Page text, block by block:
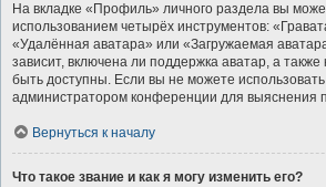
На вкладке «Профиль» личного раздела вы
использованием четырёх инструментов:
«Удалённая аватара» или «Загружаемая
зависит, включена ли поддержка аватар, а также
быть доступны. Если вы не можете
администратором конференции для выяснения
Вернуться к началу
Что такое звание и как я могу изменить его?